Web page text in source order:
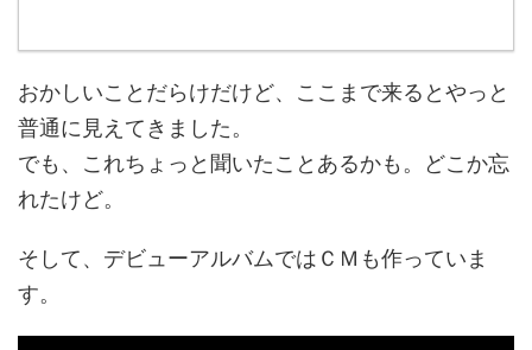
おかしいことだらけだけど、ここまで来るとやっと
普通に見えてきました。
でも、これちょっと聞いたことあるかも。どこか忘
れたけど。
そして、デビューアルバムではＣＭも作っていま
す。